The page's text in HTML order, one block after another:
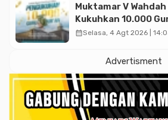
Muktamar V
Kukuhkan 10.000
Masjid Istiqlal
calendar_monthSelasa, 4 Agt 2026 |
Advertisment